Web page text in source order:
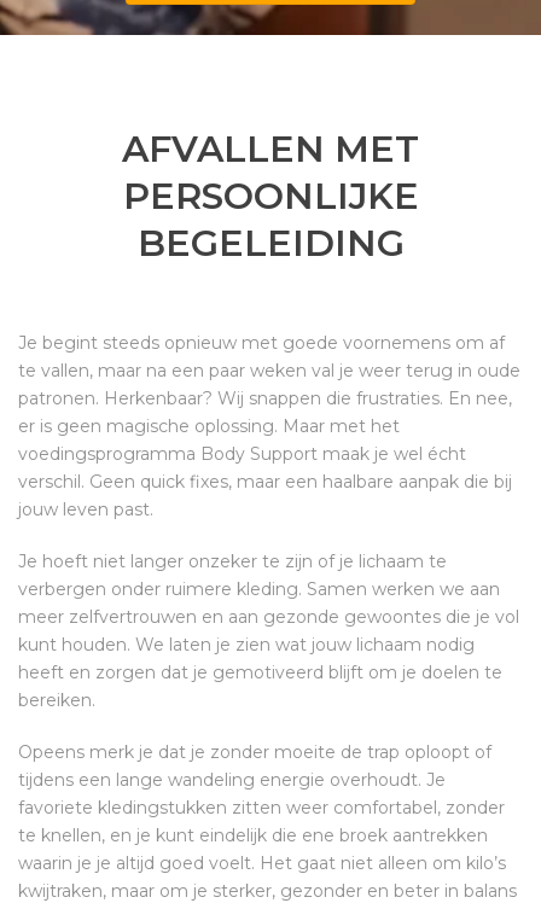
AFVALLEN MET
PERSOONLIJKE
BEGELEIDING
Je begint steeds opnieuw met goede voornemens om af
te vallen, maar na een paar weken val je weer terug in oude
patronen. Herkenbaar? Wij snappen die frustraties. En nee,
er is geen magische oplossing. Maar met het
voedingsprogramma Body Support maak je wel écht
verschil. Geen quick fixes, maar een haalbare aanpak die bij
jouw leven past.
Je hoeft niet langer onzeker te zijn of je lichaam te
verbergen onder ruimere kleding. Samen werken we aan
meer zelfvertrouwen en aan gezonde gewoontes die je vol
kunt houden. We laten je zien wat jouw lichaam nodig
heeft en zorgen dat je gemotiveerd blijft om je doelen te
bereiken.
Opeens merk je dat je zonder moeite de trap oploopt of
tijdens een lange wandeling energie overhoudt. Je
favoriete kledingstukken zitten weer comfortabel, zonder
te knellen, en je kunt eindelijk die ene broek aantrekken
waarin je je altijd goed voelt. Het gaat niet alleen om kilo’s
kwijtraken, maar om je sterker, gezonder en beter in balans